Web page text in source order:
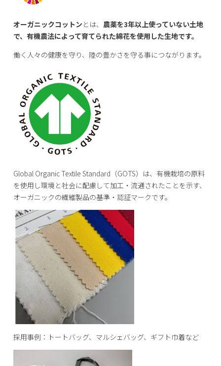
オーガニックコットン とは、 農薬を3年以上使っていない土地
で、有機農法によって育てられた綿花を使用した生地です。
働く人々の健康を守り、陸の豊かさを守る事につながります。
Global Organic Textile Standard（GOTS）は、有機栽培の原料
を使用し環境と社会に配慮して加工・流通されたことを示す、
オーガニックの繊維製品の基準・認証マークです。
採用事例：トートバッグ、マルシェバッグ、ギフト巾着など